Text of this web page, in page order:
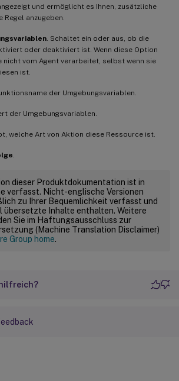
und ermöglicht es Ihnen, zusätzliche
anzugeben.
. Schaltet ein oder aus, ob die
oder deaktiviert ist. Wenn diese Option
nicht vom Agent verarbeitet, selbst wenn sie
ist.
der Umgebungsvariablen.
der Umgebungsvariablen.
welche Art von Aktion diese Ressource ist.
dieser Produktdokumentation ist in
verfasst. Nicht-englische Versionen
zu Ihrer Bequemlichkeit verfasst und
übersetzte Inhalte enthalten. Weitere
Sie im Haftungsausschluss zur
(Machine Translation Disclaimer)
Group home.